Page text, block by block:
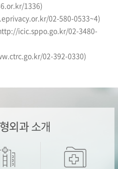
1336)
02-580-0533~4)
icic.sppo.go.kr/02-3480-
02-392-0330)
외과소개